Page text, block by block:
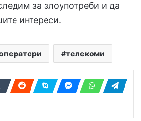
за злоупотреби и да
интереси.
телекоми